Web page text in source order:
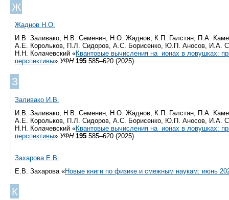
Ж
Жаднов Н.О.
И.В. Заливако, Н.В. Семенин, Н.О. Жаднов, К.П. Галстян, П.А.
А.Е. Корольков, П.Л. Сидоров, А.С. Борисенко, Ю.П. Аносов, И.А.
Н.Н. Колачевский «Квантовые вычисления на ионах в ловушках:
перспективы» УФН 195 585–620 (2025)
З
Заливако И.В.
И.В. Заливако, Н.В. Семенин, Н.О. Жаднов, К.П. Галстян, П.А.
А.Е. Корольков, П.Л. Сидоров, А.С. Борисенко, Ю.П. Аносов, И.А.
Н.Н. Колачевский «Квантовые вычисления на ионах в ловушках:
перспективы» УФН 195 585–620 (2025)
Захарова Е.В.
Е.В. Захарова «Новые книги по физике и смежным наукам: июнь
К